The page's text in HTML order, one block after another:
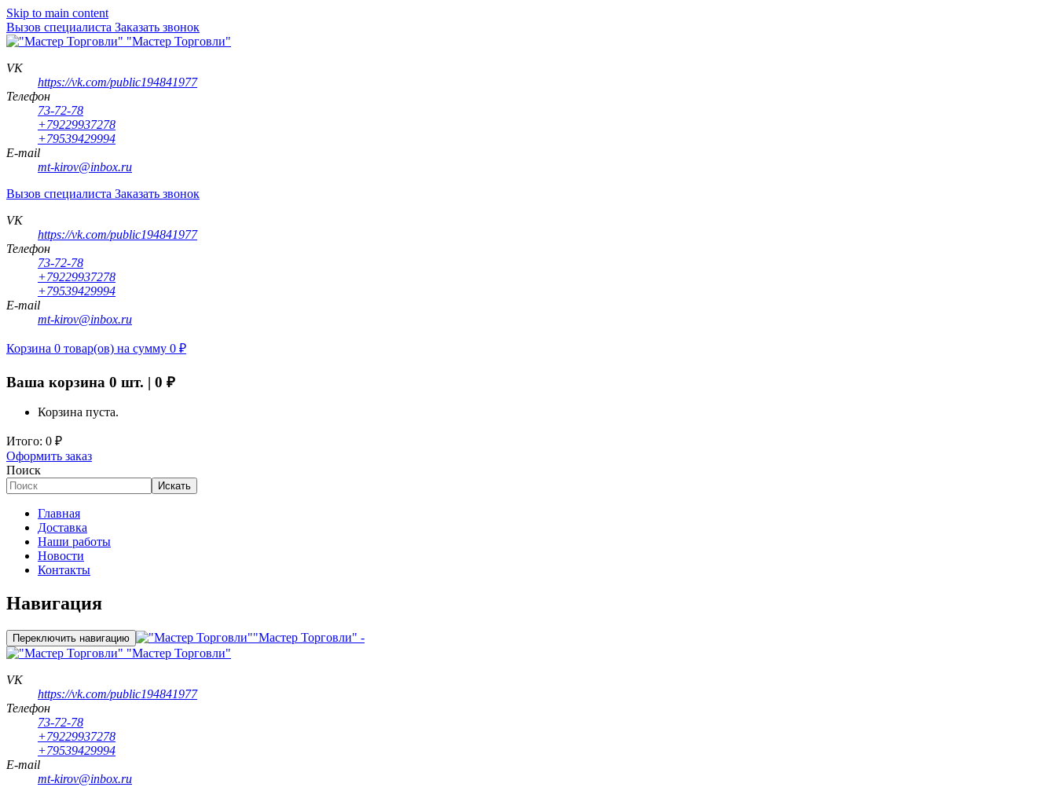
Skip to main content
Вызов специалиста Заказать звонок
"Мастер Торговли"
VK
https://vk.com/public194841977
Телефон
73-72-78
+79229937278
+79539429994
E-mail
mt-kirov@inbox.ru
Вызов специалиста Заказать звонок
VK
https://vk.com/public194841977
Телефон
73-72-78
+79229937278
+79539429994
E-mail
mt-kirov@inbox.ru
Корзина 0 товар(ов) на сумму 0 ₽
Ваша корзина 0 шт. | 0 ₽
Корзина пуста.
Итого: 0 ₽
Оформить заказ
Поиск
Искать
Главная
Доставка
Наши работы
Новости
Контакты
Навигация
Переключить навигацию
"Мастер Торговли" -
"Мастер Торговли"
VK
https://vk.com/public194841977
Телефон
73-72-78
+79229937278
+79539429994
E-mail
mt-kirov@inbox.ru